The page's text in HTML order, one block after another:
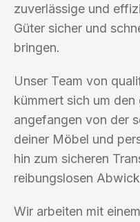
zuverlässige und
Güter sicher und
bringen.
Unser Team von
kümmert sich um
angefangen von der
deiner Möbel und
hin zum sicheren
reibungslosen
Wir arbeiten mit